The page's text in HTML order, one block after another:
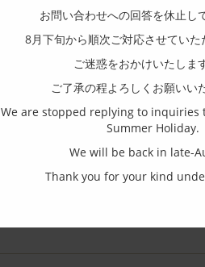
お問い合わせへの回答を休止し
8月下旬から順次ご対応させていた
ご迷惑をおかけいたしま
ご了承の程よろしくお願いい
We are stopped replying to
Summer Holiday.
We will be back in late-
Thank you for your kind